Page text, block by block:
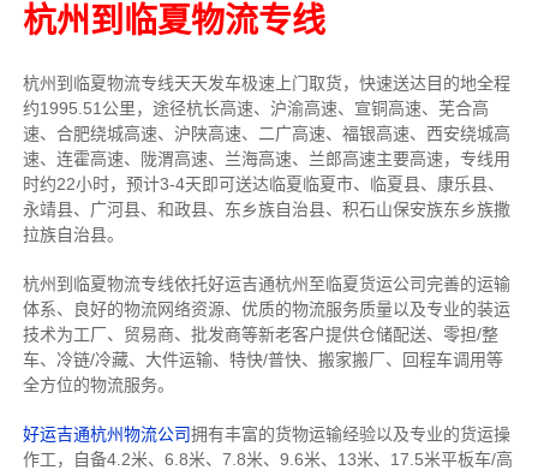
杭州到临夏物流专线
杭州到临夏物流专线天天发车极速上门取货，快速送达目的地全程
约1995.51公里，途径杭长高速、沪渝高速、宣铜高速、芜合高
速、合肥绕城高速、沪陕高速、二广高速、福银高速、西安绕城高
速、连霍高速、陇渭高速、兰海高速、兰郎高速主要高速，专线用
时约22小时，预计3-4天即可送达临夏临夏市、临夏县、康乐县、
永靖县、广河县、和政县、东乡族自治县、积石山保安族东乡族撒
拉族自治县。
杭州到临夏物流专线依托好运吉通杭州至临夏货运公司完善的运输
体系、良好的物流网络资源、优质的物流服务质量以及专业的装运
技术为工厂、贸易商、批发商等新老客户提供仓储配送、零担/整
车、冷链/冷藏、大件运输、特快/普快、搬家搬厂、回程车调用等
全方位的物流服务。
好运吉通杭州物流公司拥有丰富的货物运输经验以及专业的货运操
作工，自备4.2米、6.8米、7.8米、9.6米、13米、17.5米平板车/高